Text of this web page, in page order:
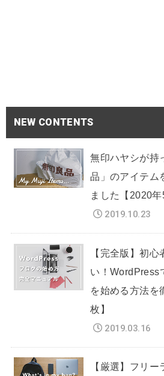
NEW CONTENTS
無印ハヤシが持
品」のアイテム
ました【2020年
2019.10.23
【完全版】初
い！WordPress
を始める方法を
枚】
2019.03.16
【厳選】フリ